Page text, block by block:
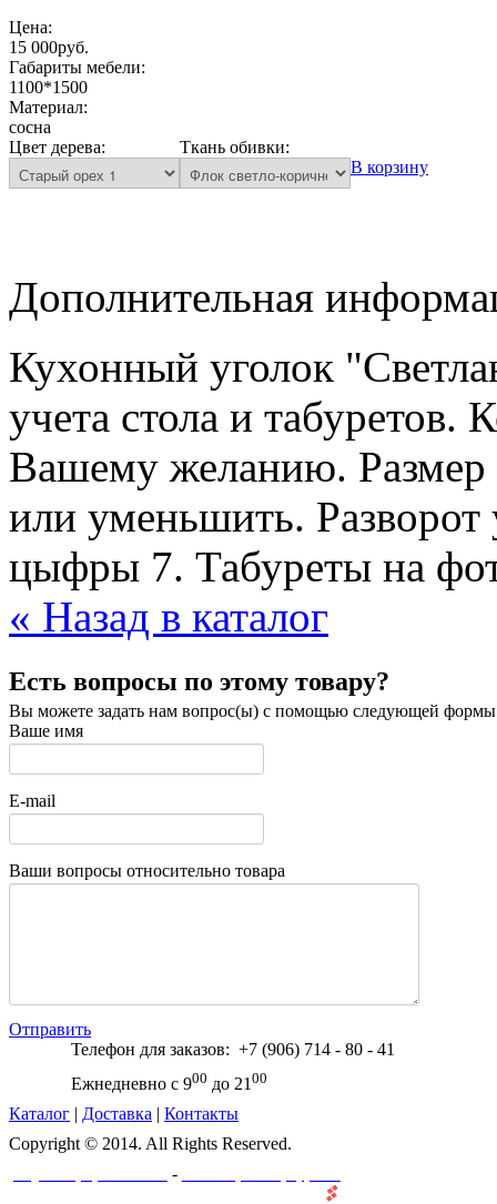
Цена:
15 000руб.
Габариты мебели:
1100*1500
Материал:
сосна
Цвет дерева:
Ткань обивки:
В корзину
Дополнительная
Кухонный уголок
учета стола и
Вашему желанию. Размер
или уменьшить.
цыфры 7. Табуреты на
« Назад в каталог
Есть вопросы по этому товару?
Вы можете задать нам вопрос(ы) с помощью следующей
Ваше имя
E-mail
Ваши вопросы относительно товара
Отправить
Телефон для заказов: +7 (906) 714 - 80 - 41
Ежнедневно с 900 до 21 00
Каталог | Доставка | Контакты
Copyright © 2014. All Rights Reserved.
-